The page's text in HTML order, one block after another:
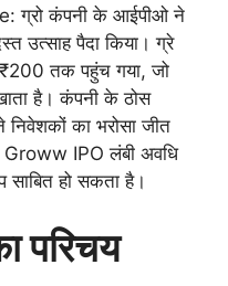
ग्रो कंपनी के आईपीओ ने
उत्साह पैदा किया। ग्रे
₹200 तक पहुंच गया, जो
है। कंपनी के ठोस
निवेशकों का भरोसा जीत
Groww IPO लंबी अवधि
हो सकता है।
परिचय